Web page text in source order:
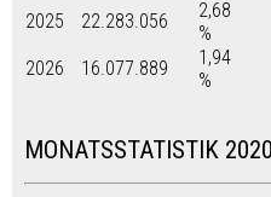
2025
22.283.056
2,68
%
2026
16.077.889
1,94
%
MONATSSTATISTIK 2020